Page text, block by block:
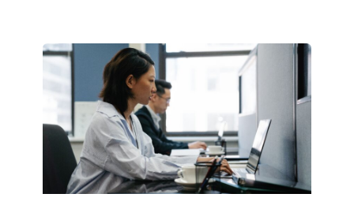
НОВЫЕ
ПРЕДМЕТЫ
ПО
ИСКУССТВЕННОМУ
ИНТЕЛЛЕКТУ